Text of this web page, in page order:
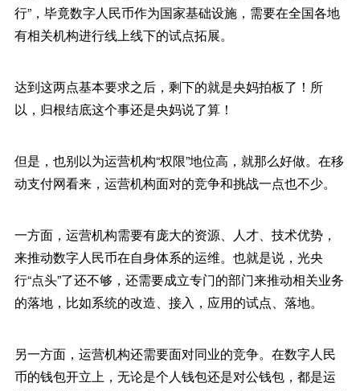
行”，毕竟数字人民币作为国家基础设施，需要在全国各地
有相关机构进行线上线下的试点拓展。
达到这两点基本要求之后，剩下的就是央妈拍板了！所
以，归根结底这个事还是央妈说了算！
但是，也别以为运营机构“权限”地位高，就那么好做。在移
动支付网看来，运营机构面对的竞争和挑战一点也不少。
一方面，运营机构需要有庞大的资源、人才、技术优势，
来推动数字人民币在自身体系的运维。也就是说，光央
行“点头”了还不够，还需要成立专门的部门来推动相关业务
的落地，比如系统的改造、接入，应用的试点、落地。
另一方面，运营机构还需要面对同业的竞争。在数字人民
币的钱包开立上，无论是个人钱包还是对公钱包，都是运